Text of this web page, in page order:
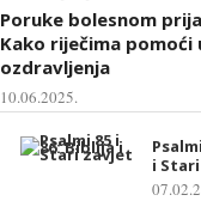
Poruke bolesnom
Kako riječima pomoći
ozdravljenja
10.06.2025.
i